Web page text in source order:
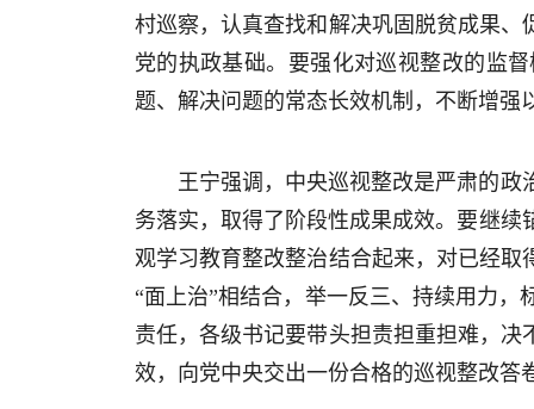
村巡察，认真查找和解决巩固脱贫成果
党的执政基础。要强化对巡视整改的监
题、解决问题的常态长效机制，不断增强
王宁强调，中央巡视整改是严肃的
务落实，取得了阶段性成果成效。要继
观学习教育整改整治结合起来，对已经
“面上治”相结合，举一反三、持续用力
责任，各级书记要带头担责担重担难，
效，向党中央交出一份合格的巡视整改答